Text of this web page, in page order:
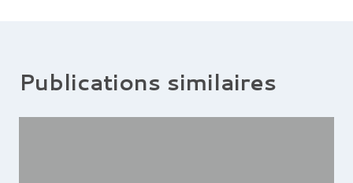
Publications similaires